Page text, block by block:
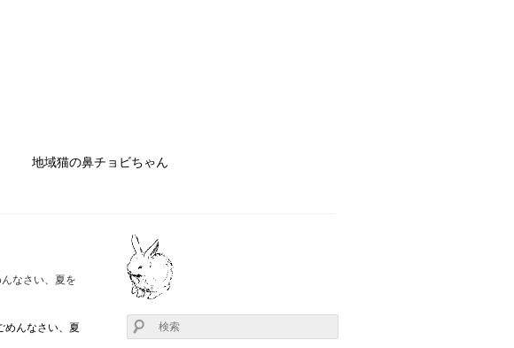
地域猫の鼻チョビちゃん
なさい、夏を